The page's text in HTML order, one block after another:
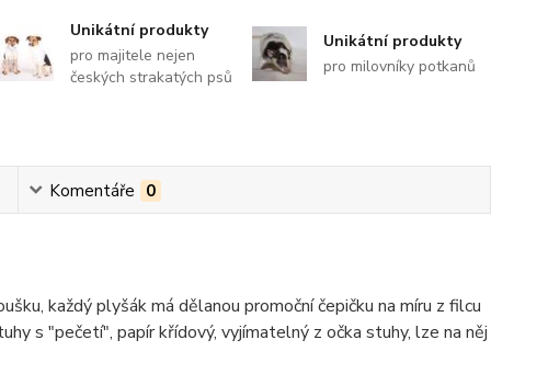
Unikátní produkty
pro majitele nejen
českých strakatých psů
Unikátní produkty
pro milovníky potkanů
Komentáře 0
každý plyšák má dělanou promoční čepičku na míru z filcu
s "pečetí", papír křídový, vyjímatelný z očka stuhy, lze na něj